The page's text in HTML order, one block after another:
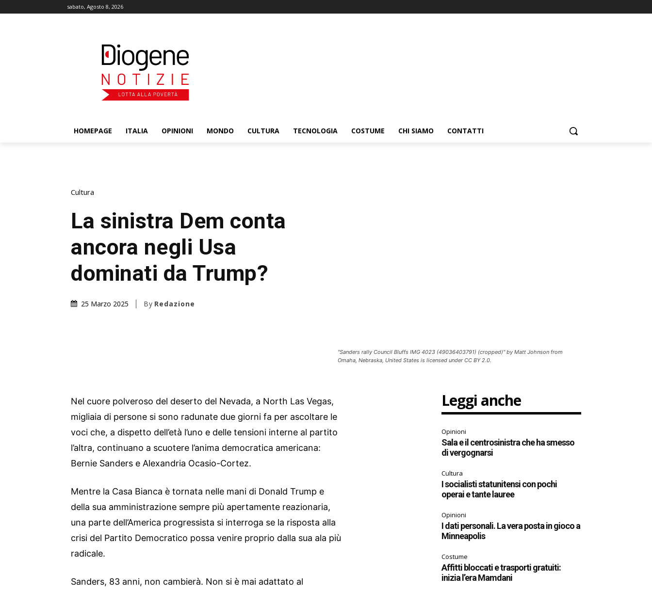
sabato, Agosto 8, 2026
HOMEPAGE ITALIA OPINIONI MONDO CULTURA TECNOLOGIA COSTUME CHI SIAMO CONTATTI
Cultura
La sinistra Dem conta
ancora negli Usa
dominati da Trump?
25 Marzo 2025 By Redazione
"Sanders rally Council Bluffs IMG 4023 (49036403791) (cropped)" by Matt Johnson from
Omaha, Nebraska, United States is licensed under CC BY 2.0.
Nel cuore polveroso del deserto del Nevada, a North Las Vegas,
migliaia di persone si sono radunate due giorni fa per ascoltare le
voci che, a dispetto dell’età l’uno e delle tensioni interne al partito
l’altra, continuano a scuotere l’anima democratica americana:
Bernie Sanders e Alexandria Ocasio-Cortez.
Mentre la Casa Bianca è tornata nelle mani di Donald Trump e
della sua amministrazione sempre più apertamente reazionaria,
una parte dell’America progressista si interroga se la risposta alla
crisi del Partito Democratico possa venire proprio dalla sua ala più
radicale.
Sanders, 83 anni, non cambierà. Non si è mai adattato al
Leggi anche
Opinioni
Sala e il centrosinistra che ha smesso
di vergognarsi
Cultura
I socialisti statunitensi con pochi
operai e tante lauree
Opinioni
I dati personali. La vera posta in gioco a
Minneapolis
Costume
Affitti bloccati e trasporti gratuiti:
inizia l’era Mamdani